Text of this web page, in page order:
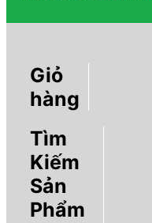
Giỏ
hàng
Tìm
Kiếm
Sản
Phẩm